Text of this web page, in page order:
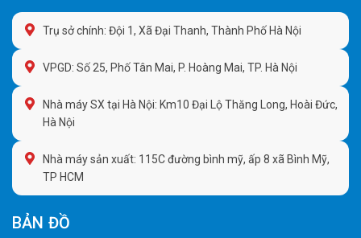
Trụ sở chính: Đội 1, Xã Đại Thanh, Thành Phố Hà Nội
VPGD: Số 25, Phố Tân Mai, P. Hoàng Mai, TP. Hà Nội
Nhà máy SX tại Hà Nội: Km10 Đại Lộ Thăng Long, Hoài Đức,
Hà Nội
Nhà máy sản xuất: 115C đường bình mỹ, ấp 8 xã Bình Mỹ,
TP HCM
BẢN ĐỒ